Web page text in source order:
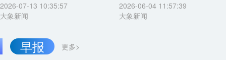
2026-07-13 10:35:57
大象新闻
2026-06-04 11:57:39
大象新闻
更多>
早报